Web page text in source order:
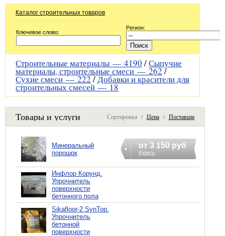
Каталог строительных товаров
Ключевое слово:
Регион:
Строительные материалы — 4190 /Сыпучие
материалы, строительные смеси — 262/
Сухие смеси —222/Добавки и красители для
строительных смесей —18
Товары и услуги Сортировка / Цена/ Поставщик
Минеральный
порошок
от 3 150 руб
Купить
Инфлор Корунд.
Упрочнитель
поверхности
бетонного пола
Sikafloor-2 SynTop.
Упрочнитель
бетонной
поверхности